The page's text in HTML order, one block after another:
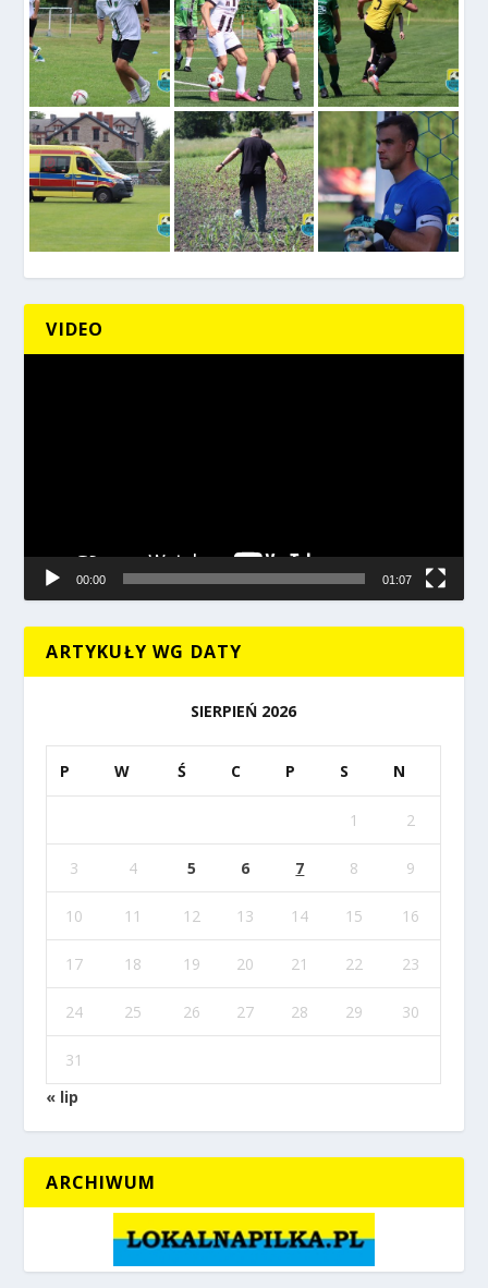
VIDEO
00:00 01:07
ARTYKUŁY WG DATY
SIERPIEŃ 2026
P W Ś C P S N
1 2
3 4 5 6 7 8 9
10 11 12 13 14 15 16
17 18 19 20 21 22 23
24 25 26 27 28 29 30
31
« lip
ARCHIWUM